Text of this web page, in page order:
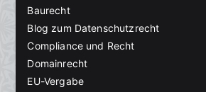
Baurecht
Blog zum Datenschutzrecht
Compliance und Recht
Domainrecht
EU-Vergabe